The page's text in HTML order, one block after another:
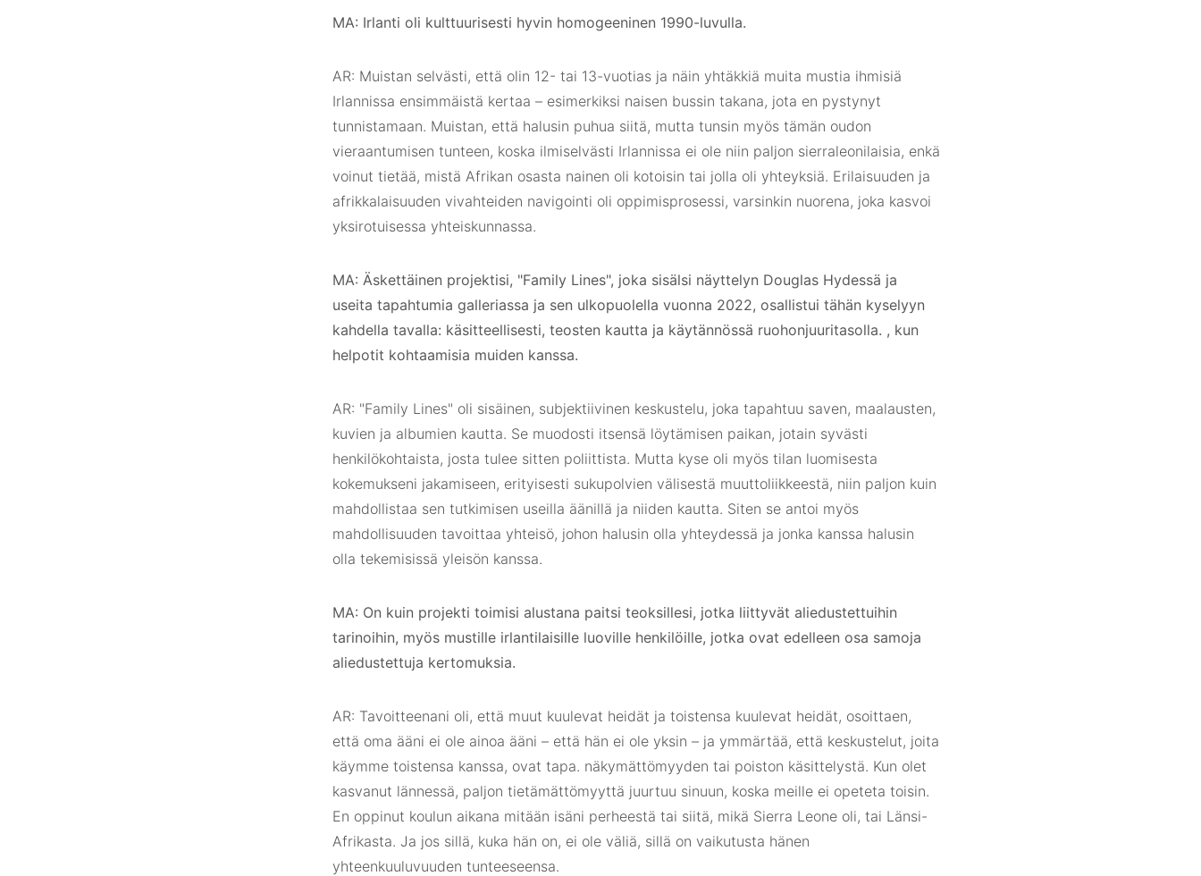
MA: Irlanti oli kulttuurisesti hyvin homogeeninen 1990-luvulla.
AR: Muistan selvästi, että olin 12- tai 13-vuotias ja näin yhtäkkiä muita mustia ihmisiä
Irlannissa ensimmäistä kertaa – esimerkiksi naisen bussin takana, jota en pystynyt
tunnistamaan. Muistan, että halusin puhua siitä, mutta tunsin myös tämän oudon
vieraantumisen tunteen, koska ilmiselvästi Irlannissa ei ole niin paljon sierraleonilaisia, enkä
voinut tietää, mistä Afrikan osasta nainen oli kotoisin tai jolla oli yhteyksiä. Erilaisuuden ja
afrikkalaisuuden vivahteiden navigointi oli oppimisprosessi, varsinkin nuorena, joka kasvoi
yksirotuisessa yhteiskunnassa.
MA: Äskettäinen projektisi, "Family Lines", joka sisälsi näyttelyn Douglas Hydessä ja
useita tapahtumia galleriassa ja sen ulkopuolella vuonna 2022, osallistui tähän kyselyyn
kahdella tavalla: käsitteellisesti, teosten kautta ja käytännössä ruohonjuuritasolla. , kun
helpotit kohtaamisia muiden kanssa.
AR: "Family Lines" oli sisäinen, subjektiivinen keskustelu, joka tapahtuu saven, maalausten,
kuvien ja albumien kautta. Se muodosti itsensä löytämisen paikan, jotain syvästi
henkilökohtaista, josta tulee sitten poliittista. Mutta kyse oli myös tilan luomisesta
kokemukseni jakamiseen, erityisesti sukupolvien välisestä muuttoliikkeestä, niin paljon kuin
mahdollistaa sen tutkimisen useilla äänillä ja niiden kautta. Siten se antoi myös
mahdollisuuden tavoittaa yhteisö, johon halusin olla yhteydessä ja jonka kanssa halusin
olla tekemisissä yleisön kanssa.
MA: On kuin projekti toimisi alustana paitsi teoksillesi, jotka liittyvät aliedustettuihin
tarinoihin, myös mustille irlantilaisille luoville henkilöille, jotka ovat edelleen osa samoja
aliedustettuja kertomuksia.
AR: Tavoitteenani oli, että muut kuulevat heidät ja toistensa kuulevat heidät, osoittaen,
että oma ääni ei ole ainoa ääni – että hän ei ole yksin – ja ymmärtää, että keskustelut, joita
käymme toistensa kanssa, ovat tapa. näkymättömyyden tai poiston käsittelystä. Kun olet
kasvanut lännessä, paljon tietämättömyyttä juurtuu sinuun, koska meille ei opeteta toisin.
En oppinut koulun aikana mitään isäni perheestä tai siitä, mikä Sierra Leone oli, tai Länsi-
Afrikasta. Ja jos sillä, kuka hän on, ei ole väliä, sillä on vaikutusta hänen
yhteenkuuluvuuden tunteeseensa.